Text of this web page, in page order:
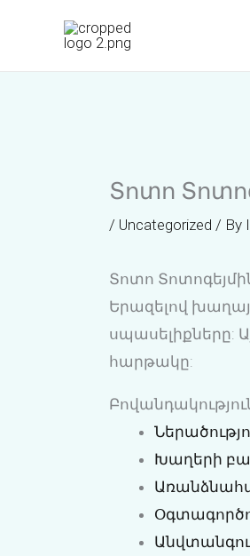
Տոտո
/ Uncategorized / By
Տոտո
Երազելով
սպասելիքները:
հարթակը:
Խաղերի